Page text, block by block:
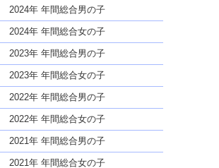
名前であっても奇抜すぎない
2024年 年間総合男の子
2024年 年間総合女の子
2023年 年間総合男の子
2023年 年間総合女の子
2022年 年間総合男の子
2022年 年間総合女の子
2021年 年間総合男の子
2021年 年間総合女の子